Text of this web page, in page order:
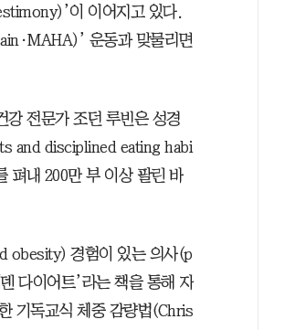
이 이어지고 있다.
운동과 맞물리면
강 전문가 조던 루빈은 성경
and disciplined eating habi
펴내 200만 부 이상 팔린 바
obesity) 경험이 있는 의사(p
다이어트’라는 책을 통해 자
기독교식 체중 감량법(Chris